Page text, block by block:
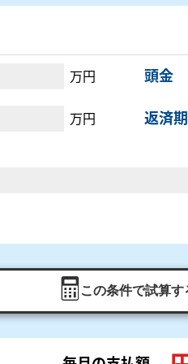
万円
頭金
万円 返済
この条件で試算す